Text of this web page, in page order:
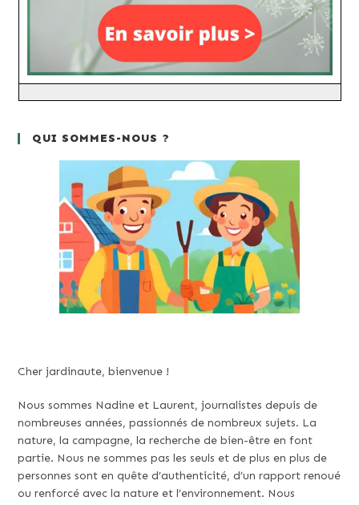
QUI SOMMES-NOUS ?
Cher jardinaute, bienvenue !
Nous sommes Nadine et Laurent, journalistes depuis de
nombreuses années, passionnés de nombreux sujets. La
nature, la campagne, la recherche de bien-être en font
partie. Nous ne sommes pas les seuls et de plus en plus de
personnes sont en quête d’authenticité, d’un rapport renoué
ou renforcé avec la nature et l’environnement. Nous